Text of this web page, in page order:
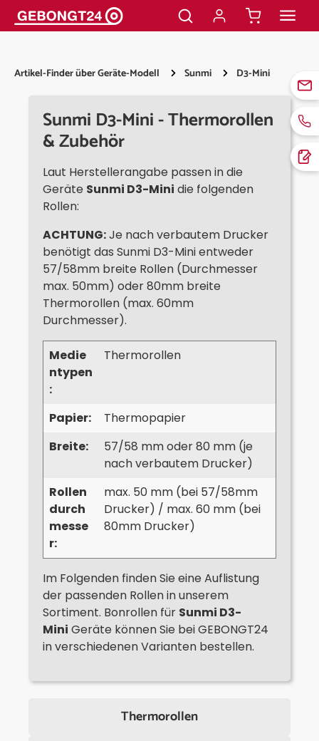
springen
Artikel-Finder über Geräte-Modell Sunmi D3-Mini
Sunmi D3-Mini - Thermorollen
& Zubehör
Laut Herstellerangabe passen in die
Geräte Sunmi D3-Mini die folgenden
Rollen:
ACHTUNG:Je nach verbautem Drucker
benötigt das Sunmi D3-Mini entweder
57/58mm breite Rollen (Durchmesser
max. 50mm) oder 80mm breite
Thermorollen (max. 60mm
Durchmesser).
Medie
ntypen
:
Thermorollen
Papier:
Thermopapier
Breite:
57/58 mm oder 80 mm (je
nach verbautem Drucker)
Rollen
durch
messe
r:
max. 50 mm (bei 57/58mm
Drucker) / max. 60 mm (bei
80mm Drucker)
Im Folgenden finden Sie eine Auflistung
der passenden Rollen in unserem
Sortiment. Bonrollen für Sunmi D3-
Mini Geräte können Sie bei GEBONGT24
in verschiedenen Varianten bestellen.
Thermorollen